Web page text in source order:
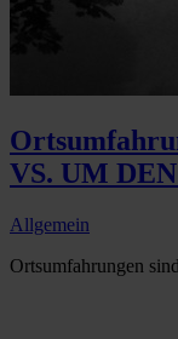
VS. UM
Allgemein
Ortsumfahrungen